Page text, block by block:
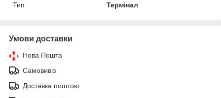
Тип
Термінал
Умови доставки
Нова Пошта
Самовивіз
Доставка поштою